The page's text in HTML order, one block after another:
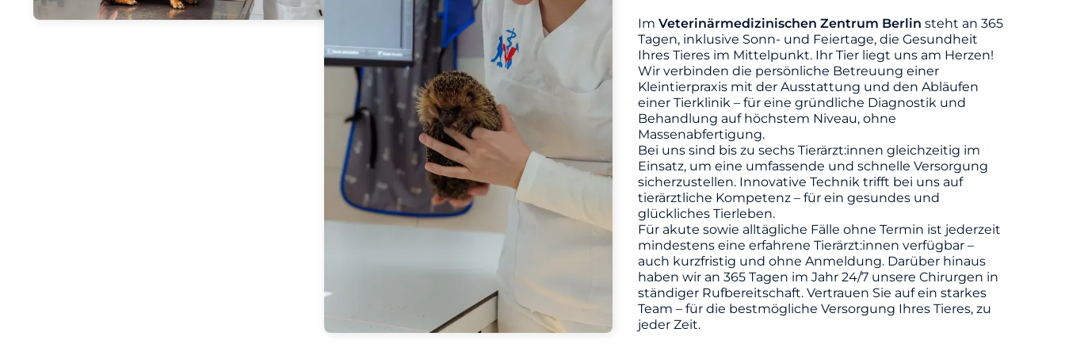
Im Veterinärmedizinischen Zentrum Berlin steht an 365
Tagen, inklusive Sonn- und Feiertage, die Gesundheit
Ihres Tieres im Mittelpunkt. Ihr Tier liegt uns am Herzen!
Wir verbinden die persönliche Betreuung einer
Kleintierpraxis mit der Ausstattung und den Abläufen
einer Tierklinik – für eine gründliche Diagnostik und
Behandlung auf höchstem Niveau, ohne
Massenabfertigung.
Bei uns sind bis zu sechs Tierärzt:innen gleichzeitig im
Einsatz, um eine umfassende und schnelle Versorgung
sicherzustellen. Innovative Technik trifft bei uns auf
tierärztliche Kompetenz – für ein gesundes und
glückliches Tierleben.
Für akute sowie alltägliche Fälle ohne Termin ist jederzeit
mindestens eine erfahrene Tierärzt:innen verfügbar –
auch kurzfristig und ohne Anmeldung. Darüber hinaus
haben wir an 365 Tagen im Jahr 24/7 unsere Chirurgen in
ständiger Rufbereitschaft. Vertrauen Sie auf ein starkes
Team – für die bestmögliche Versorgung Ihres Tieres, zu
jeder Zeit.